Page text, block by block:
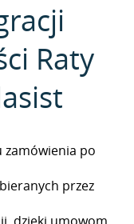
Raty
zamówienia po
przez